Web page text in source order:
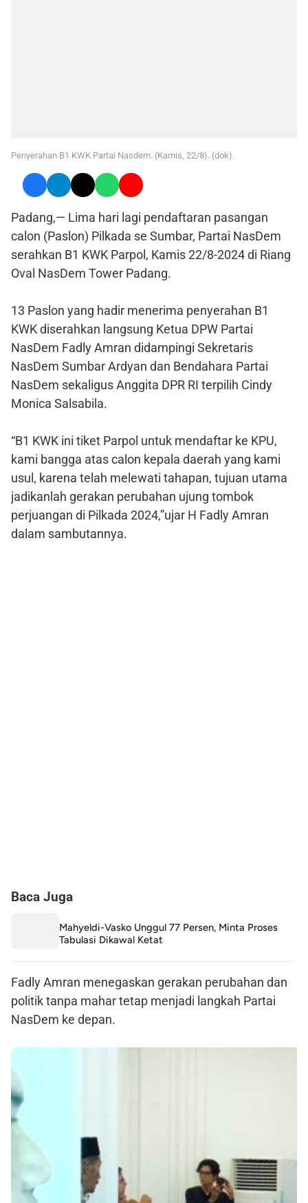
Penyerahan B1 KWK Partai Nasdem. (Kamis, 22/8). (dok).
Padang,— Lima hari lagi pendaftaran pasangan
calon (Paslon) Pilkada se Sumbar, Partai NasDem
serahkan B1 KWK Parpol, Kamis 22/8-2024 di Riang
Oval NasDem Tower Padang.
13 Paslon yang hadir menerima penyerahan B1
KWK diserahkan langsung Ketua DPW Partai
NasDem Fadly Amran didampingi Sekretaris
NasDem Sumbar Ardyan dan Bendahara Partai
NasDem sekaligus Anggita DPR RI terpilih Cindy
Monica Salsabila.
“B1 KWK ini tiket Parpol untuk mendaftar ke KPU,
kami bangga atas calon kepala daerah yang kami
usul, karena telah melewati tahapan, tujuan utama
jadikanlah gerakan perubahan ujung tombok
perjuangan di Pilkada 2024,”ujar H Fadly Amran
dalam sambutannya.
Baca Juga
Mahyeldi-Vasko Unggul 77 Persen, Minta Proses
Tabulasi Dikawal Ketat
Fadly Amran menegaskan gerakan perubahan dan
politik tanpa mahar tetap menjadi langkah Partai
NasDem ke depan.